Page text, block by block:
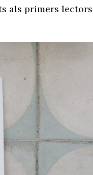
als primers lectors